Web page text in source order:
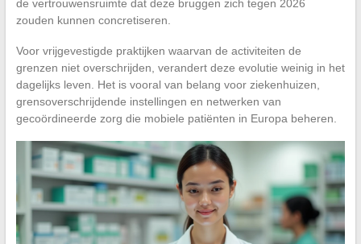
de vertrouwensruimte dat deze bruggen zich tegen 2026
zouden kunnen concretiseren.
Voor vrijgevestigde praktijken waarvan de activiteiten de
grenzen niet overschrijden, verandert deze evolutie weinig in het
dagelijks leven. Het is vooral van belang voor ziekenhuizen,
grensoverschrijdende instellingen en netwerken van
gecoördineerde zorg die mobiele patiënten in Europa beheren.